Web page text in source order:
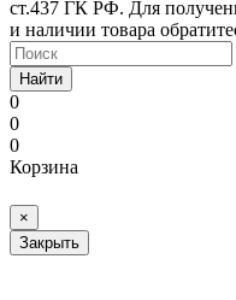
ст.437 ГК РФ. Для
и наличии товара
Найти
0
0
0
Корзина
×
Закрыть